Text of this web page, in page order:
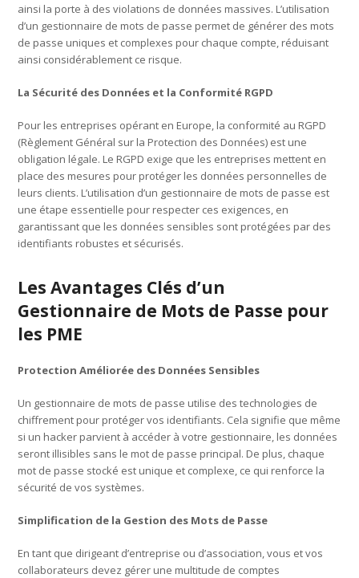
ainsi la porte à des violations de données massives. L’utilisation
d’un gestionnaire de mots de passe permet de générer des mots
de passe uniques et complexes pour chaque compte, réduisant
ainsi considérablement ce risque.
La Sécurité des Données et la Conformité RGPD
Pour les entreprises opérant en Europe, la conformité au RGPD
(Règlement Général sur la Protection des Données) est une
obligation légale. Le RGPD exige que les entreprises mettent en
place des mesures pour protéger les données personnelles de
leurs clients. L’utilisation d’un gestionnaire de mots de passe est
une étape essentielle pour respecter ces exigences, en
garantissant que les données sensibles sont protégées par des
identifiants robustes et sécurisés.
Les Avantages Clés d’un
Gestionnaire de Mots de Passe pour
les PME
Protection Améliorée des Données Sensibles
Un gestionnaire de mots de passe utilise des technologies de
chiffrement pour protéger vos identifiants. Cela signifie que même
si un hacker parvient à accéder à votre gestionnaire, les données
seront illisibles sans le mot de passe principal. De plus, chaque
mot de passe stocké est unique et complexe, ce qui renforce la
sécurité de vos systèmes.
Simplification de la Gestion des Mots de Passe
En tant que dirigeant d’entreprise ou d’association, vous et vos
collaborateurs devez gérer une multitude de comptes